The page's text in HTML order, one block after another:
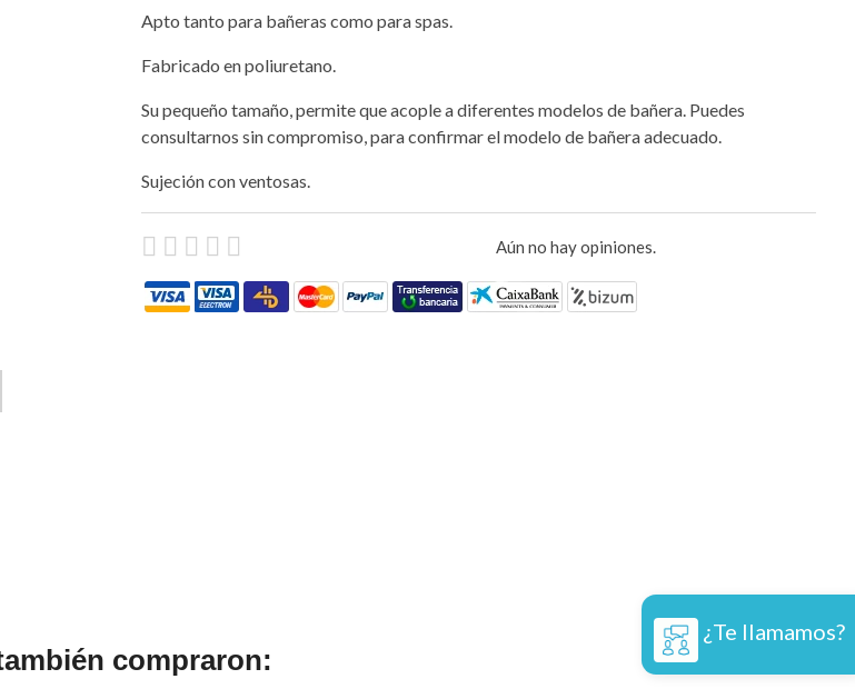
Apto tanto para bañeras como para spas.
Fabricado en poliuretano.
Su pequeño tamaño, permite que acople a diferentes modelos de bañera. Puedes
consultarnos sin compromiso, para confirmar el modelo de bañera adecuado.
Sujeción con ventosas.
Aún no hay opiniones.
compraron:
¿Te llamamos?